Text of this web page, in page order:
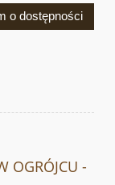
o dostępności
OGRÓJCU -